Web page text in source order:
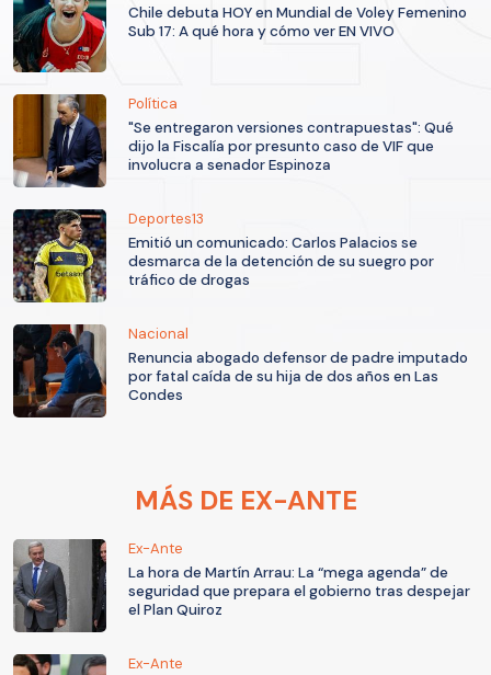
Chile debuta HOY en Mundial de Voley Femenino
Sub 17: A qué hora y cómo ver EN VIVO
Política
"Se entregaron versiones contrapuestas": Qué
dijo la Fiscalía por presunto caso de VIF que
involucra a senador Espinoza
Deportes13
Emitió un comunicado: Carlos Palacios se
desmarca de la detención de su suegro por
tráfico de drogas
Nacional
Renuncia abogado defensor de padre imputado
por fatal caída de su hija de dos años en Las
Condes
MÁS DE EX-ANTE
Ex-Ante
La hora de Martín Arrau: La “mega agenda” de
seguridad que prepara el gobierno tras despejar
el Plan Quiroz
Ex-Ante